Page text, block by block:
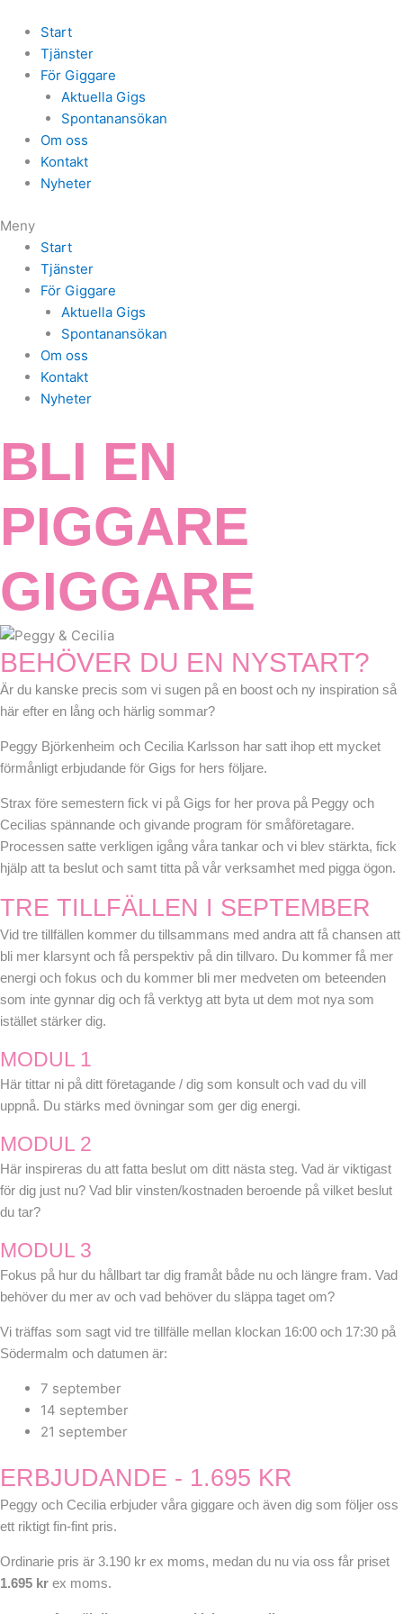
Start
Tjänster
För Giggare
Aktuella Gigs
Spontanansökan
Om oss
Kontakt
Nyheter
Meny
Start
Tjänster
För Giggare
Aktuella Gigs
Spontanansökan
Om oss
Kontakt
Nyheter
BLI EN
PIGGARE
GIGGARE
BEHÖVER DU EN NYSTART?
Är du kanske precis som vi sugen på en boost och ny inspiration så
här efter en lång och härlig sommar?
Peggy Björkenheim och Cecilia Karlsson har satt ihop ett mycket
förmånligt erbjudande för Gigs for hers följare.
Strax före semestern fick vi på Gigs for her prova på Peggy och
Cecilias spännande och givande program för småföretagare.
Processen satte verkligen igång våra tankar och vi blev stärkta, fick
hjälp att ta beslut och samt titta på vår verksamhet med pigga ögon.
TRE TILLFÄLLEN I SEPTEMBER
Vid tre tillfällen kommer du tillsammans med andra att få chansen att
bli mer klarsynt och få perspektiv på din tillvaro. Du kommer få mer
energi och fokus och du kommer bli mer medveten om beteenden
som inte gynnar dig och få verktyg att byta ut dem mot nya som
istället stärker dig.
MODUL 1
Här tittar ni på ditt företagande / dig som konsult och vad du vill
uppnå. Du stärks med övningar som ger dig energi.
MODUL 2
Här inspireras du att fatta beslut om ditt nästa steg. Vad är viktigast
för dig just nu? Vad blir vinsten/kostnaden beroende på vilket beslut
du tar?
MODUL 3
Fokus på hur du hållbart tar dig framåt både nu och längre fram. Vad
behöver du mer av och vad behöver du släppa taget om?
Vi träffas som sagt vid tre tillfälle mellan klockan 16:00 och 17:30 på
Södermalm och datumen är:
7 september
14 september
21 september
ERBJUDANDE - 1.695 KR
Peggy och Cecilia erbjuder våra giggare och även dig som följer oss
ett riktigt fin-fint pris.
Ordinarie pris är 3.190 kr ex moms, medan du nu via oss får priset
1.695 kr ex moms.